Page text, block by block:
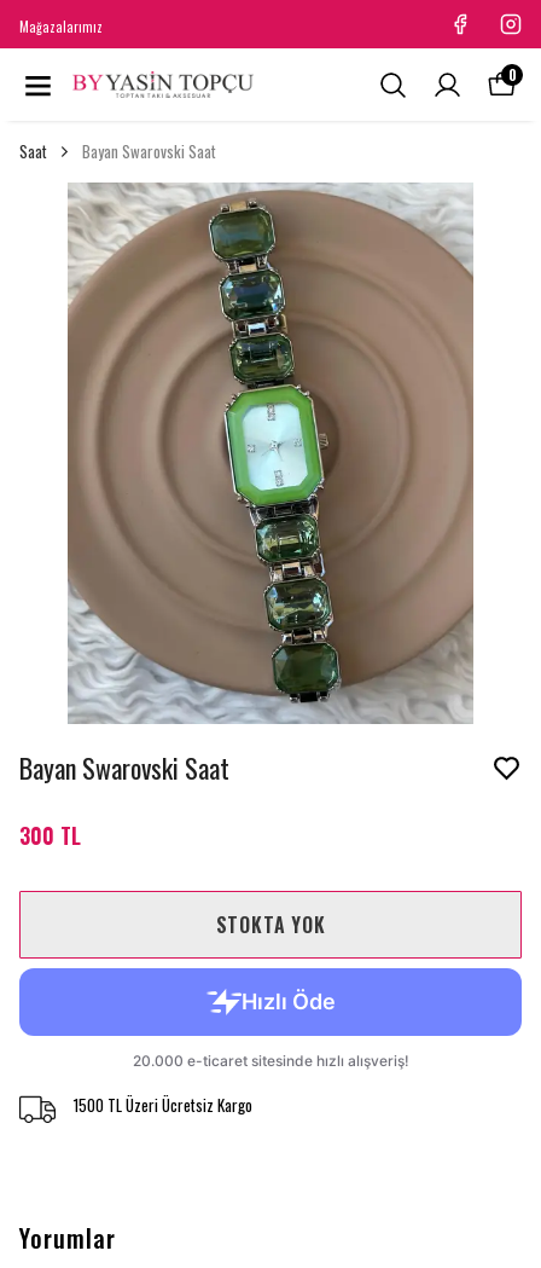
Mağazalarımız
0
Saat Bayan Swarovski Saat
Bayan Swarovski Saat
300 TL
STOKTA YOK
1500 TL Üzeri Ücretsiz Kargo
Yorumlar